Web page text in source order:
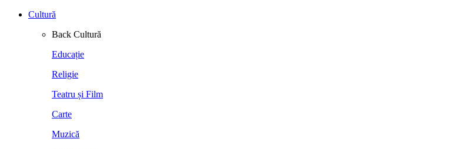
Cultură
Back Cultură
Educație
Religie
Teatru și Film
Carte
Muzică